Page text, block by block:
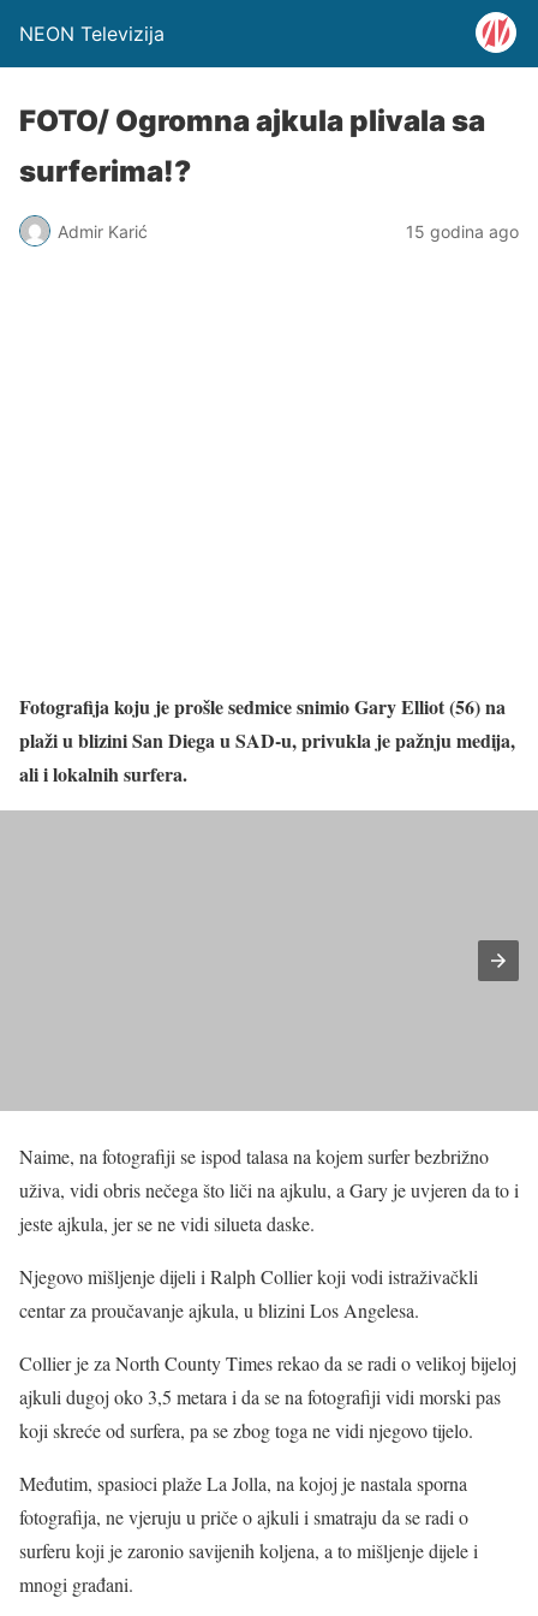
NEON Televizija
FOTO/ Ogromna ajkula plivala sa
surferima!?
Admir Karić 15 godina ago
Fotografija koju je prošle sedmice snimio Gary Elliot (56) na
plaži u blizini San Diega u SAD-u, privukla je pažnju medija,
ali i lokalnih surfera.
Naime, na fotografiji se ispod talasa na kojem surfer bezbrižno
uživa, vidi obris nečega što liči na ajkulu, a Gary je uvjeren da to i
jeste ajkula, jer se ne vidi silueta daske.
Njegovo mišljenje dijeli i Ralph Collier koji vodi istraživačkli
centar za proučavanje ajkula, u blizini Los Angelesa.
Collier je za North County Times rekao da se radi o velikoj bijeloj
ajkuli dugoj oko 3,5 metara i da se na fotografiji vidi morski pas
koji skreće od surfera, pa se zbog toga ne vidi njegovo tijelo.
Međutim, spasioci plaže La Jolla, na kojoj je nastala sporna
fotografija, ne vjeruju u priče o ajkuli i smatraju da se radi o
surferu koji je zaronio savijenih koljena, a to mišljenje dijele i
mnogi građani.